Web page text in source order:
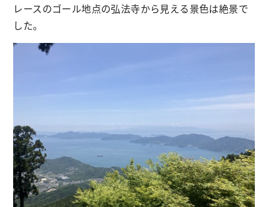
レースのゴール地点の弘法寺から見える景色は絶景で
した。